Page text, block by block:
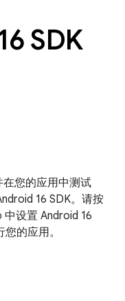
SDK
在您的应用中测试
16 SDK。请按
设置 Android 16
的应用。